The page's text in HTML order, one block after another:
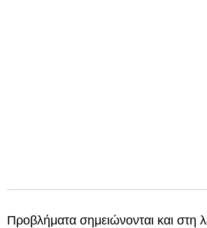
Προβλήματα σημειώνονται και στη